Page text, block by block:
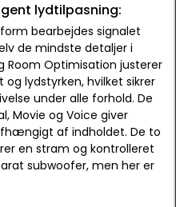
lydtilpasning:
bearbejdes signalet
de mindste detaljer i
Room Optimisation justerer
lydstyrken, hvilket sikrer
under alle forhold. De
Movie og Voice giver
af indholdet. De to
en stram og kontrolleret
subwoofer, men her er